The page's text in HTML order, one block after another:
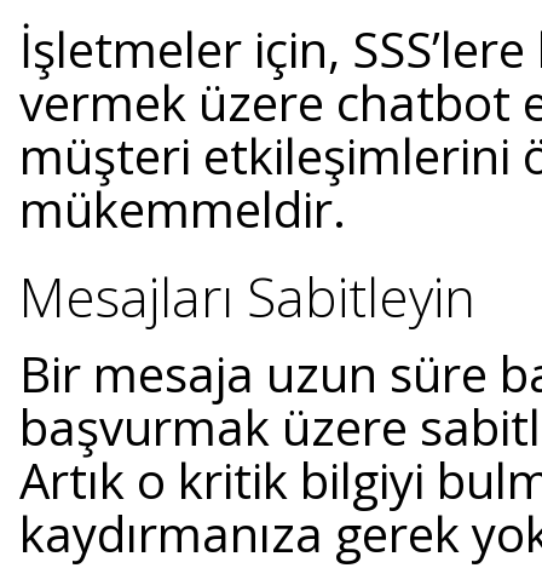
İşletmeler için,
vermek üzere chatbot
müşteri etkileşimlerini
mükemmeldir.
Mesajları Sabitleyin
Bir mesaja uzun süre
başvurmak üzere
Artık o kritik bilgiyi
kaydırmanıza gerek